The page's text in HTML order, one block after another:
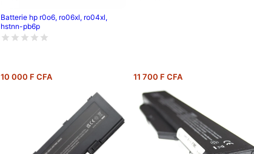
Batterie hp r0o6, ro06xl, ro04xl,
hstnn-pb6p
10 000 F CFA 11 700 F CFA